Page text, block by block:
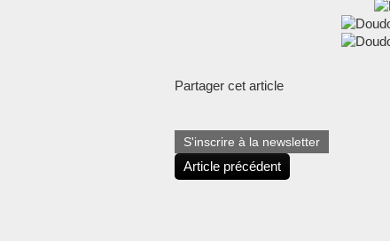
Partager cet article
S'inscrire à la newsletter
Article précédent